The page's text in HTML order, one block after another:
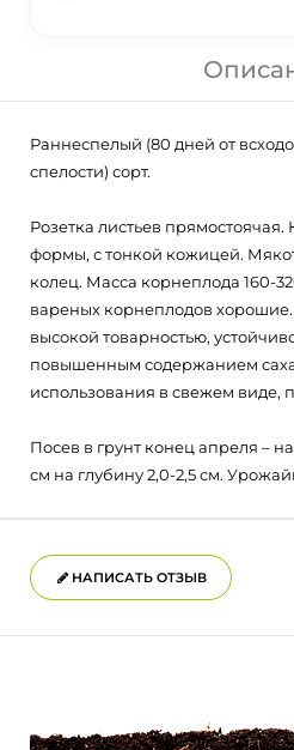
Раннеспелый (80 дней от
спелости) сорт.
Розетка листьев
формы, с тонкой кожицей.
колец. Масса корнеплода 160-
вареных корнеплодов хорошие.
высокой товарностью,
повышенным содержанием
использования в свежем виде,
Посев в грунт конец апреля –
см на глубину 2,0-2,5 см.
НАПИСАТЬ ОТЗЫВ